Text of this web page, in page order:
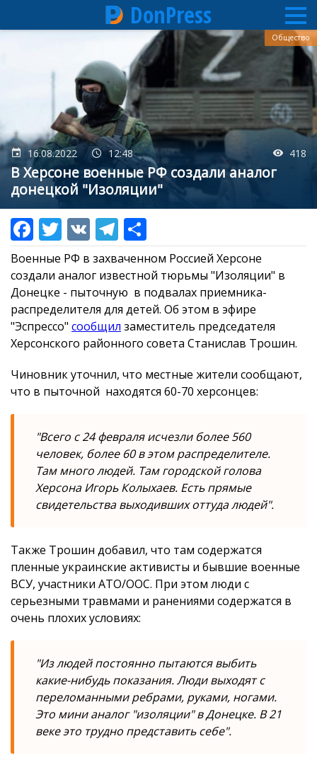
основному
DonPress
16.08.2022 12:48 418
В Херсоне военные РФ создали аналог
донецкой "Изоляции"
Общество
Военные РФ в захваченном Россией Херсоне
создали аналог известной тюрьмы "Изоляции" в
Донецке - пыточную в подвалах приемника-
распределителя для детей. Об этом в эфире
"Эспрессо" сообщил заместитель председателя
Херсонского районного совета Станислав Трошин.
Чиновник уточнил, что местные жители сообщают,
что в пыточной находятся 60-70 херсонцев:
"Всего с 24 февраля исчезли более 560
человек, более 60 в этом распределителе.
Там много людей. Там городской голова
Херсона Игорь Колыхаев. Есть прямые
свидетельства выходивших оттуда людей".
Также Трошин добавил, что там содержатся
пленные украинские активисты и бывшие военные
ВСУ, участники АТО/ООС. При этом люди с
серьезными травмами и ранениями содержатся в
очень плохих условиях:
"Из людей постоянно пытаются выбить
какие-нибудь показания. Люди выходят с
переломанными ребрами, руками, ногами.
Это мини аналог "изоляции" в Донецке. В 21
веке это трудно представить себе".